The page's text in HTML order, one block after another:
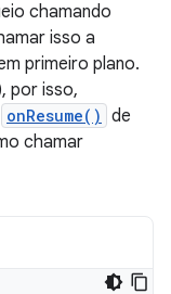
chamando
isso a
primeiro plano.
por isso,
onResume() de
chamar